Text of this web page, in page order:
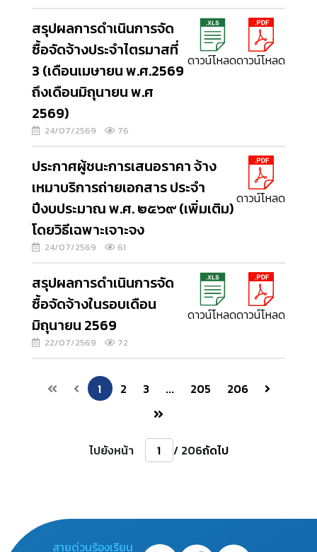
สรุปผลการดำเนินการจัด
ซื้อจัดจ้างประจำไตรมาสที่
3 (เดือนเมษายน พ.ศ.2569
ถึงเดือนมิถุนายน พ.ศ
2569)
24/07/2569 76
ดาวน์โหลดดาวน์โหลด
ประกาศผู้ชนะการเสนอราคา จ้าง
เหมาบริการถ่ายเอกสาร ประจำ
ปีงบประมาณ พ.ศ. ๒๕๖๙ (เพิ่มเติม)
โดยวิธีเฉพาะเจาะจง
24/07/2569 61
ดาวน์โหลด
สรุปผลการดำเนินการจัด
ซื้อจัดจ้างในรอบเดือน
มิถุนายน 2569
22/07/2569 72
ดาวน์โหลดดาวน์โหลด
1 2 3 ... 205 206
ไปยังหน้า / 206ถัดไป
สายด่วนร้องเรียน